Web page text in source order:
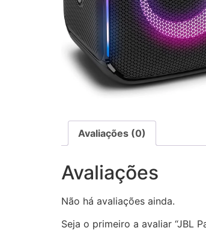
Avaliações (0)
Avaliações
Não há avaliações ainda.
Seja o primeiro a avaliar “JBL